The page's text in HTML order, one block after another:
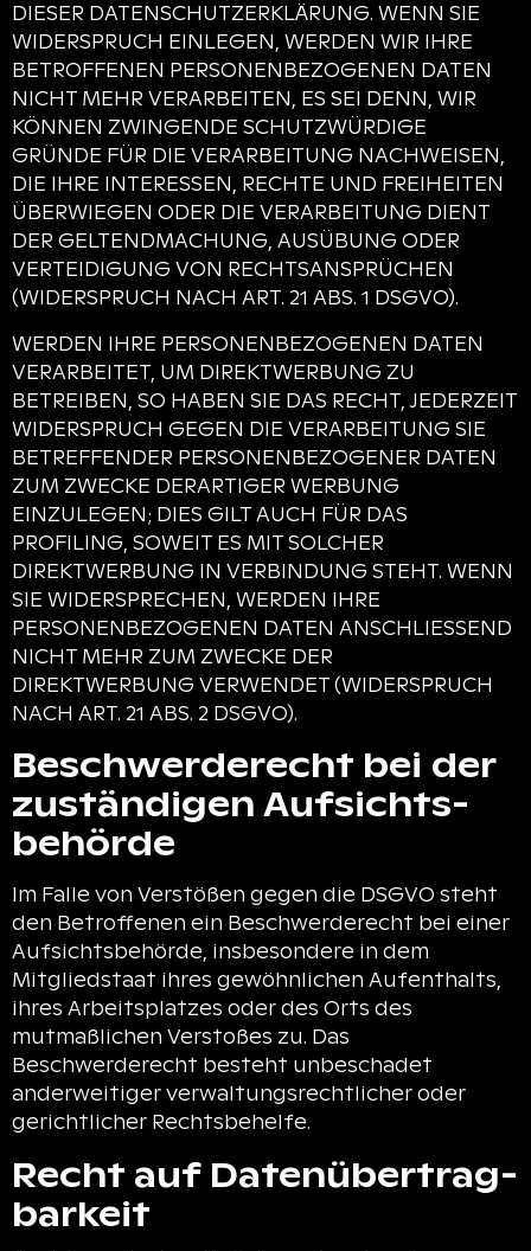
DIESER DATENSCHUTZERKLÄRUNG. WENN SIE
WIDERSPRUCH EINLEGEN, WERDEN WIR IHRE
BETROFFENEN PERSONENBEZOGENEN DATEN
NICHT MEHR VERARBEITEN, ES SEI DENN, WIR
KÖNNEN ZWINGENDE SCHUTZWÜRDIGE
GRÜNDE FÜR DIE VERARBEITUNG NACHWEISEN,
DIE IHRE INTERESSEN, RECHTE UND FREIHEITEN
ÜBERWIEGEN ODER DIE VERARBEITUNG DIENT
DER GELTENDMACHUNG, AUSÜBUNG ODER
VERTEIDIGUNG VON RECHTSANSPRÜCHEN
(WIDERSPRUCH NACH ART. 21 ABS. 1 DSGVO).
WERDEN IHRE PERSONENBEZOGENEN DATEN
VERARBEITET, UM DIREKTWERBUNG ZU
BETREIBEN, SO HABEN SIE DAS RECHT, JEDERZEIT
WIDERSPRUCH GEGEN DIE VERARBEITUNG SIE
BETREFFENDER PERSONENBEZOGENER DATEN
ZUM ZWECKE DERARTIGER WERBUNG
EINZULEGEN; DIES GILT AUCH FÜR DAS
PROFILING, SOWEIT ES MIT SOLCHER
DIREKTWERBUNG IN VERBINDUNG STEHT. WENN
SIE WIDERSPRECHEN, WERDEN IHRE
PERSONENBEZOGENEN DATEN ANSCHLIESSEND
NICHT MEHR ZUM ZWECKE DER
DIREKTWERBUNG VERWENDET (WIDERSPRUCH
NACH ART. 21 ABS. 2 DSGVO).
Beschwerde­recht bei der
zuständigen Aufsichts­
behörde
Im Falle von Verstößen gegen die DSGVO steht
den Betroffenen ein Beschwerderecht bei einer
Aufsichtsbehörde, insbesondere in dem
Mitgliedstaat ihres gewöhnlichen Aufenthalts,
ihres Arbeitsplatzes oder des Orts des
mutmaßlichen Verstoßes zu. Das
Beschwerderecht besteht unbeschadet
anderweitiger verwaltungsrechtlicher oder
gerichtlicher Rechtsbehelfe.
Recht auf Daten­übertrag­
barkeit